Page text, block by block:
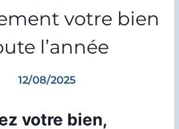
votre bien
l’année
12/08/2025
votre bien,